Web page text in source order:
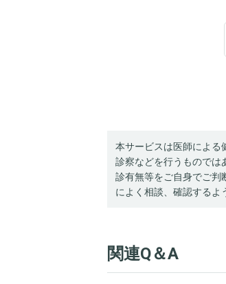
本サービスは医師による
診察などを行うものでは
診有無等をご自身でご判
によく相談、確認するよ
関連Q＆A